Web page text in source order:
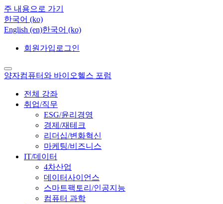
주 내용으로 가기
한국어 ‎(ko)‎
English ‎(en)‎한국어 ‎(ko)‎
회원가입 로그인
양자컴퓨터와 바이오헬스 포럼
전체 강좌
취업/직무
ESG/윤리경영
경제/재테크
리더십/변화혁신
마케팅/비즈니스
IT/데이터
4차산업
데이터사이언스
스마트팩토리/인공지능
컴퓨터 과학